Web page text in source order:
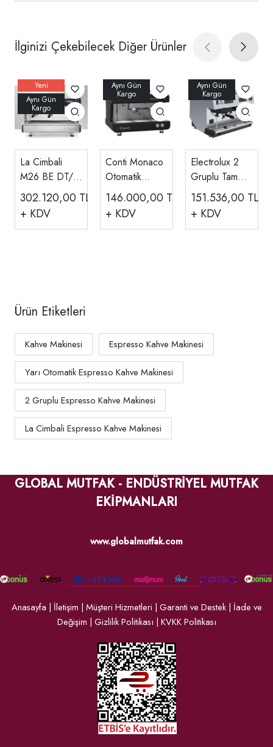
İlginizi Çekebilecek Diğer Ürünler
La Cimbali
M26 BE DT/2
- 2 Gruplu Tam
Otomatik
Espresso
302.120,00 TL
+ KDV
Conti Monaco
Otomatik
Espresso
Kahve
Makinesi, 2
146.000,00 TL
+ KDV
Electrolux 2
Gruplu Tam
Otomatik
Espresso
Kahve
151.536,00 TL
+ KDV
Ürün Etiketleri
Kahve Makinesi Espresso Kahve Makinesi
Yarı Otomatik Espresso Kahve Makinesi
2 Gruplu Espresso Kahve Makinesi
La Cimbali Espresso Kahve Makinesi
GLOBAL MUTFAK - ENDÜSTRİYEL MUTFAK
EKİPMANLARI
www.globalmutfak.com
Anasayfa | İletişim | Müşteri Hizmetleri | Garanti ve Destek| İade ve
Değişim | Gizlilik Politikası | KVKK Politikası